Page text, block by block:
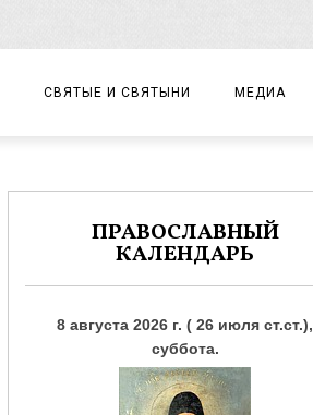
СВЯТЫЕ И СВЯТЫНИ МЕДИА
ФОТО
ПРАВОСЛАВНЫЙ
КАЛЕНДАРЬ
8 августа 2026 г. ( 26 июля ст.ст.),
суббота.